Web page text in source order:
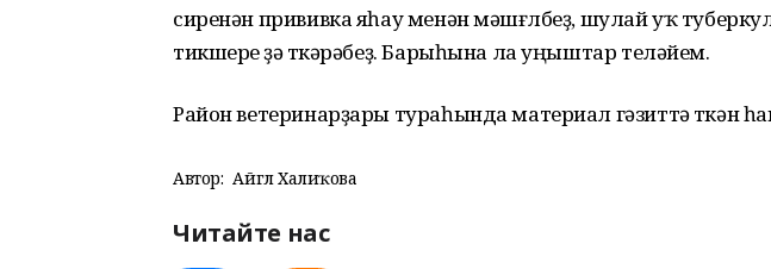
сиренән прививка яһау менән мәшғүлбеҙ, шулай уҡ
тикшереү ҙә үткәрәбеҙ. Барыһына ла уңыштар теләйем.
Район ветеринарҙары тураһында материал гәзиттә үткән
Автор: Айгөл Халиҡова
Читайте нас